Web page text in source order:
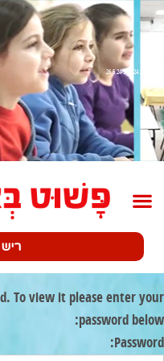
To view it please enter your
password below:
Password: